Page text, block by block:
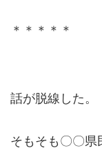
＊＊＊＊＊
話が脱線した。
そもそも〇〇県